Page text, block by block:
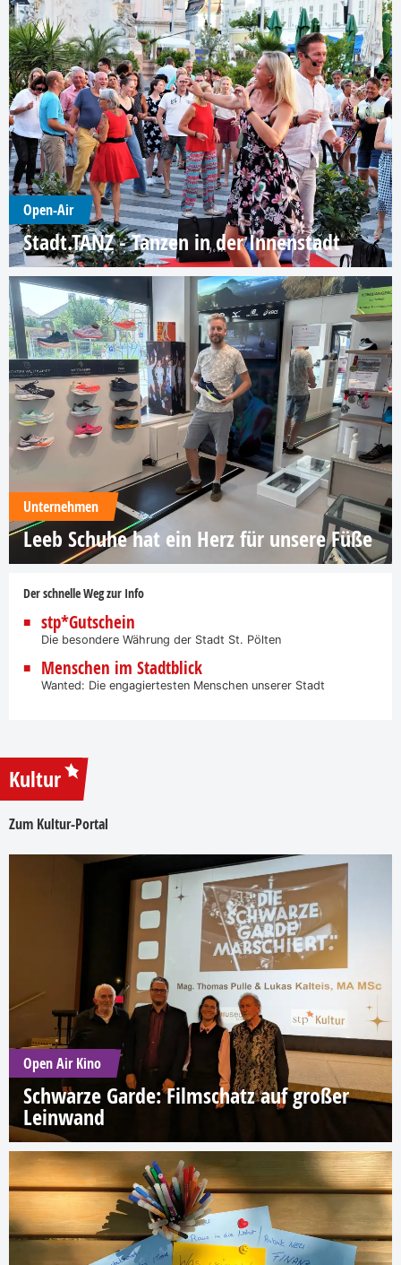
Open-Air
Stadt.TANZ - Tanzen in der Innenstadt
Unternehmen
Leeb Schuhe hat ein Herz für unsere Füße
Der schnelle Weg zur Info
stp*Gutschein
Die besondere Währung der Stadt St. Pölten
Menschen im Stadtblick
Wanted: Die engagiertesten Menschen unserer Stadt
Kultur
Zum Kultur-Portal
Open Air Kino
Schwarze Garde: Filmschatz auf großer
Leinwand